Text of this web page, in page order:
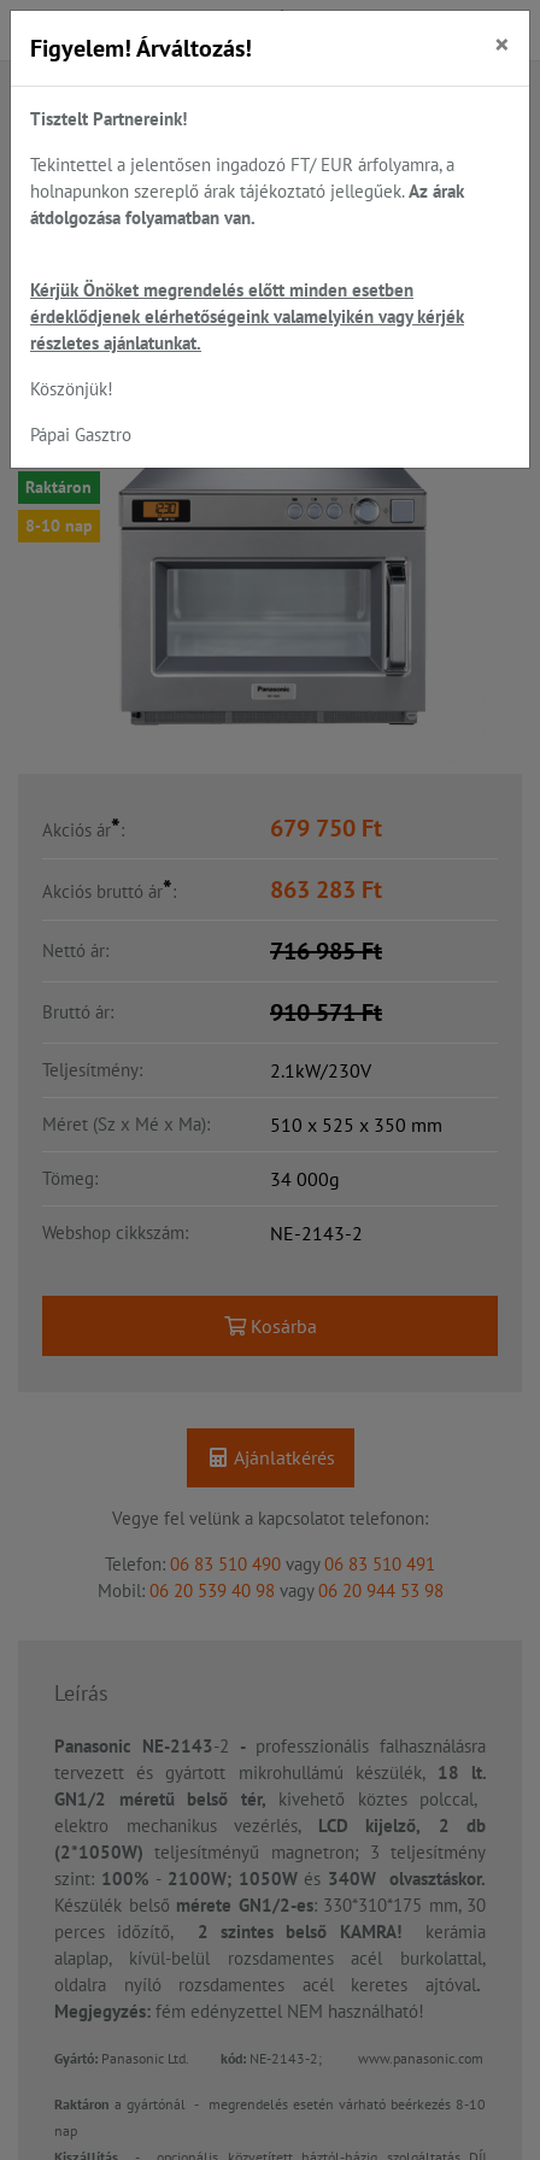
Főoldal Termékek
Panasonic Professional mikrohullámú készülékek
magnetron, 2100W; 3
teljesítmény szint
-5%
Raktáron
8-10 nap
Akciós ár*: 679 750 Ft
Akciós bruttó ár*: 863 283 Ft
Nettó ár: 716 985Ft
Bruttó ár: 910 571Ft
Teljesítmény: 2.1kW/230V
Méret (Sz x Mé x Ma): 510 x 525 x 350 mm
Tömeg: 34 000g
Webshop cikkszám: NE-2143-2
Kosárba
Ajánlatkérés
Vegye fel velünk a kapcsolatot telefonon:
Telefon: 06 83 510 490 vagy06 83 510 491
Mobil: 06 20 539 40 98 vagy06 20 944 53 98
Leírás
Panasonic NE-2143-2 - professzionális falhasználásra
tervezett és gyártott
mikrohullámú készülék,18 lt.
GN1/2 méretű belső tér, kivehető köztes polccal,
elektro mechanikus vezérlés, LCD kijelző, 2 db
(2*1050W)teljesítményű magnetron; 3 teljesítmény
szint: 100% - 2100W; 1050W és 340W olvasztáskor.
Készülék belső mérete GN1/2-es: 330*310*175 mm, 30
perces időzítő, 2 szintes belső KAMRA!
kerámia
alaplap, kívül-belül rozsdamentes acél burkolattal,
oldalra nyíló rozsdamentes acél keretes ajtóval.
Megjegyzés: fém edényzettel NEM használható!
Gyártó: Panasonic Ltd. kód: NE-2143-2; www.panasonic.com
Raktárona gyártónál - megrendelés esetén várható beérkezés 8-10
nap
Figyelem! Árváltozás! ×
Tisztelt Partnereink!
Tekintettel a jelentősen ingadozó FT/ EUR árfolyamra, a
holnapunkon szereplő árak tájékoztató jellegűek. Az árak
átdolgozása folyamatban van.
Kérjük Önöket megrendelés előtt minden esetben
érdeklődjenek elérhetőségeink valamelyikén vagy kérjék
részletes ajánlatunkat.
Köszönjük!
Pápai Gasztro